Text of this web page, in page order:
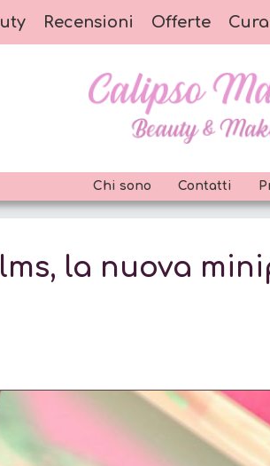
Recensioni Offerte
Chi sono Contatti
la nuova